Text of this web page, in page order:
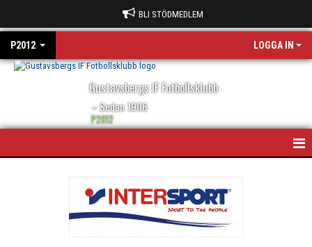
BLI STÖDMEDLEM
P2012 LOGGA IN
Gustavsbergs IF Fotbollsklubb
– Sedan 1906
P2012